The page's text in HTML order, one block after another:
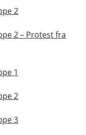
2
2 – Protest fra
1
2
3